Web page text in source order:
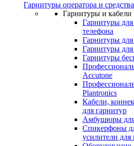
Гарнитуры оператора и
Гарнитуры и кабели
Гарнитуры
телефона
Гарнитуры
Гарнитуры
Гарнитуры
Accutone
Plantronics
Кабели,
для гарнитур
Амбушюры для
Cпикерфоны
усилители для